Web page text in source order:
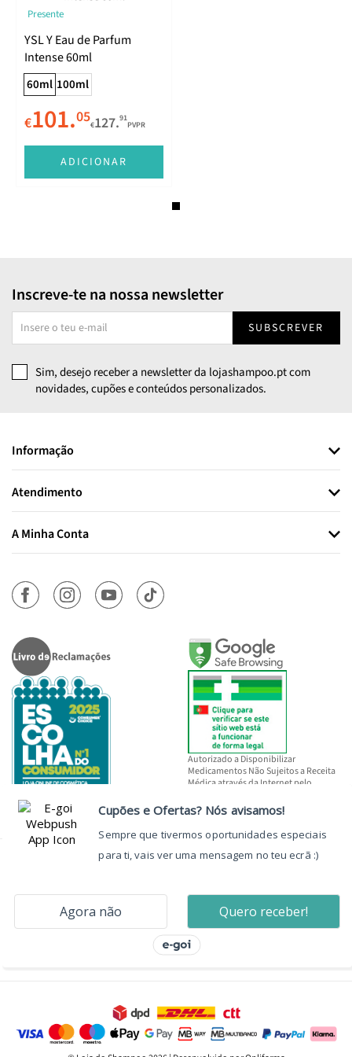
Presente
YSL Y Eau de Parfum
Intense 60ml
60ml 100ml
€101.05€127.91
PVPR
ADICIONAR
Inscreve-te na nossa newsletter
SUBSCREVER
Sim, desejo receber a newsletter da lojashampoo.pt com
novidades, cupões e conteúdos personalizados.
Informação
Atendimento
A Minha Conta
Autorizado a Disponibilizar
Medicamentos Não Sujeitos a Receita
Médica através da Internet pelo